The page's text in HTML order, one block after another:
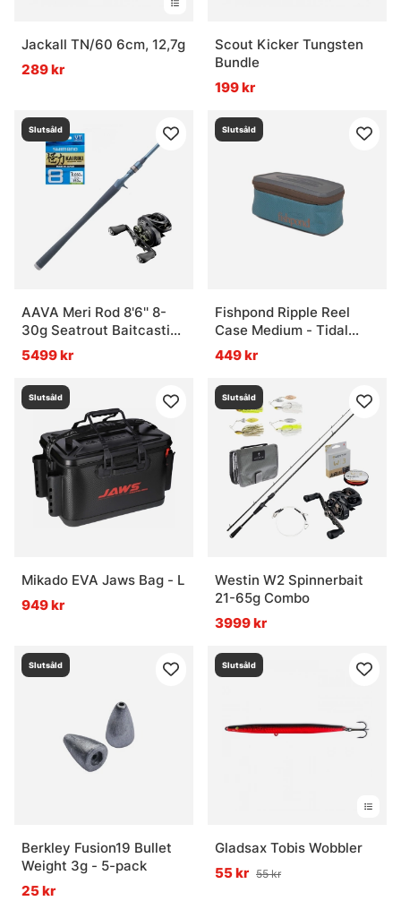
Jackall TN/60 6cm, 12,7g
289 kr
Scout Kicker Tungsten
Bundle
199 kr
Slutsåld
AAVA Meri Rod 8'6'' 8-
30g Seatrout Baitcasting
Combo
5499 kr
Slutsåld
Fishpond Ripple Reel
Case Medium - Tidal
Blue
449 kr
Slutsåld
Mikado EVA Jaws Bag - L
949 kr
Slutsåld
Westin W2 Spinnerbait
21-65g Combo
3999 kr
Slutsåld
Berkley Fusion19 Bullet
Weight 3g - 5-pack
25 kr
Slutsåld
Gladsax Tobis Wobbler
55 kr 55 kr